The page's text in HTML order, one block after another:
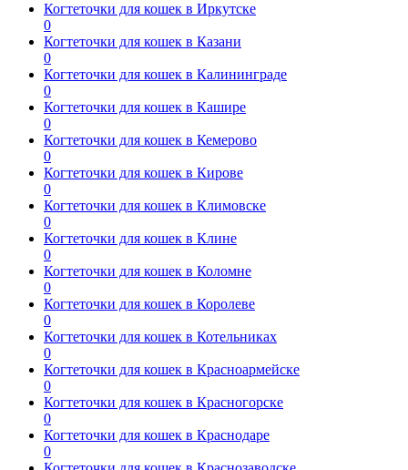
Когтеточки для кошек в Иркутске
0
Когтеточки для кошек в Казани
0
Когтеточки для кошек в Калининграде
0
Когтеточки для кошек в Кашире
0
Когтеточки для кошек в Кемерово
0
Когтеточки для кошек в Кирове
0
Когтеточки для кошек в Климовске
0
Когтеточки для кошек в Клине
0
Когтеточки для кошек в Коломне
0
Когтеточки для кошек в Королеве
0
Когтеточки для кошек в Котельниках
0
Когтеточки для кошек в Красноармейске
0
Когтеточки для кошек в Красногорске
0
Когтеточки для кошек в Краснодаре
0